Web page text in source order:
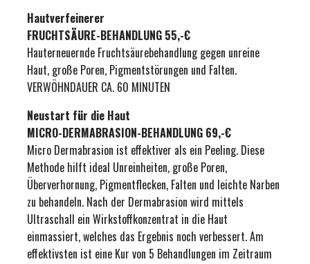
Hautverfeinerer
FRUCHTSÄURE-BEHANDLUNG 55,-€
Hauterneuernde Fruchtsäurebehandlung gegen unreine
Haut, große Poren, Pigmentstörungen und Falten.
VERWÖHNDAUER CA. 60 MINUTEN
Neustart für die Haut
MICRO-DERMABRASION-BEHANDLUNG 69,-€
Micro Dermabrasion ist effektiver als ein Peeling. Diese
Methode hilft ideal Unreinheiten, große Poren,
Überverhornung, Pigmentflecken, Falten und leichte Narben
zu behandeln. Nach der Dermabrasion wird mittels
Ultraschall ein Wirkstoffkonzentrat in die Haut
einmassiert, welches das Ergebnis noch verbessert. Am
effektivsten ist eine Kur von 5 Behandlungen im Zeitraum